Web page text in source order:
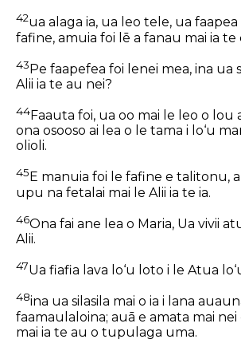
42ua alaga ia, ua leo tele, ua faapea
fafine, amuia foi lē a fanau mai ia te
43Pe faapefea foi lenei mea, ina ua
Alii ia te au nei?
44Faauta foi, ua oo mai le leo o lou
ona osooso ai lea o le tama i lo‘u
olioli.
45 E manuia foi le fafine e talitonu,
upu na fetalai mai le Alii ia te ia.
46Ona fai ane lea o Maria, Ua vivii
Alii.
47Ua fiafia lava lo‘u loto i le Atua
48ina ua silasila mai o ia i lana
faamaulaloina; auā e amata mai nei
mai ia te au o tupulaga uma.